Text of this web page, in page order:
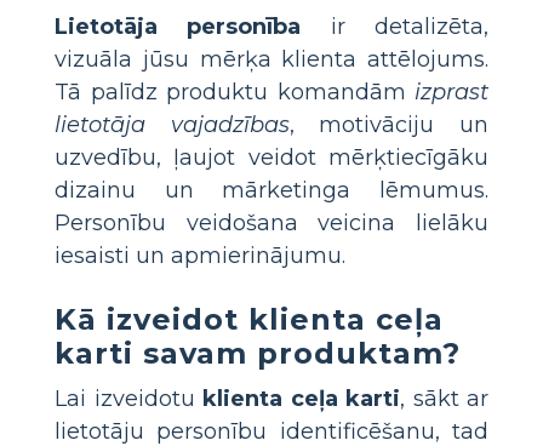
Lietotāja personība ir detalizēta,
vizuāla jūsu mērķa klienta attēlojums.
Tā palīdz produktu komandām izprast
lietotāja vajadzības, motivāciju un
uzvedību, ļaujot veidot mērķtiecīgāku
dizainu un mārketinga lēmumus.
Personību veidošana veicina lielāku
iesaisti un apmierinājumu.
Kā izveidot klienta ceļa
karti savam produktam?
Lai izveidotu klienta ceļa karti, sākt ar
lietotāju personību identificēšanu, tad